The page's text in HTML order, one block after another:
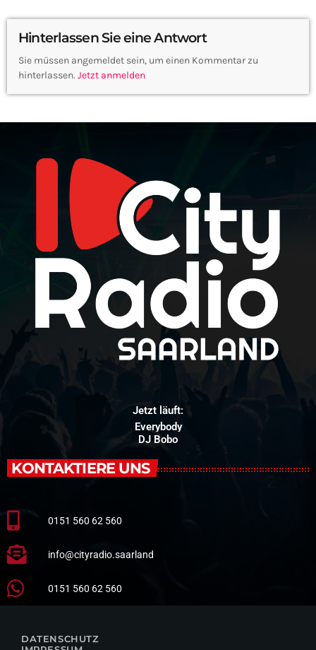
Hinterlassen Sie eine Antwort
Sie müssen angemeldet sein, um einen Kommentar zu
hinterlassen. Jetzt anmelden
Jetzt läuft:
Everybody
DJ Bobo
KONTAKTIERE UNS
0151 560 62 560
info@cityradio.saarland
0151 560 62 560
DATENSCHUTZ